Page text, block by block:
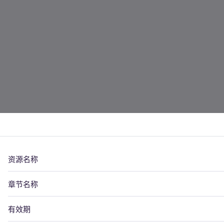
资源名称
章节名称
有效期